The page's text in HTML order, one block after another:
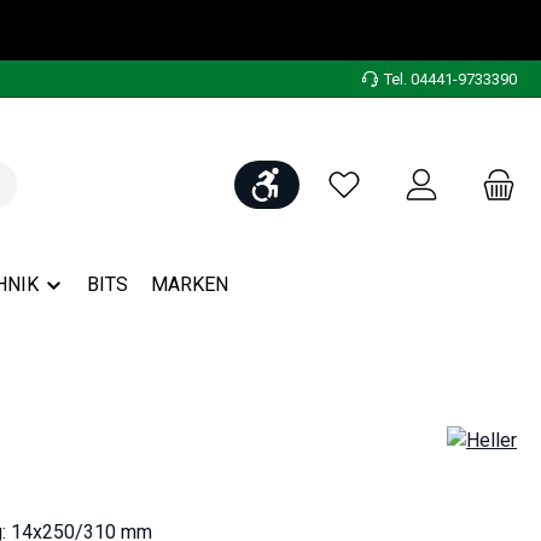
Tel. 04441-9733390
Werkzeugleiste anzeigen
Du hast 0 Produkte
BITS MARKEN
14x250/310 mm